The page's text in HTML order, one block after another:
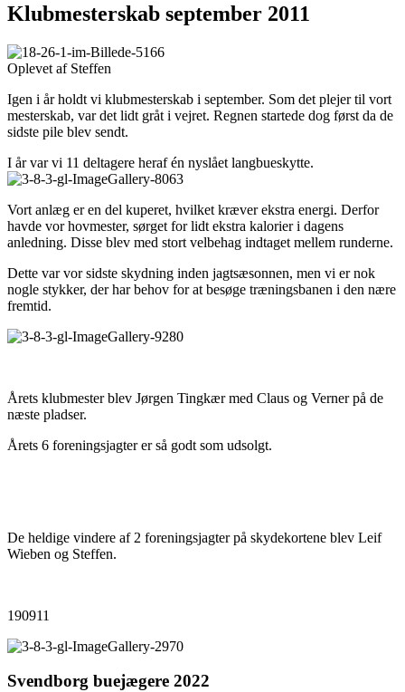
Klubmesterskab september 2011
Oplevet af Steffen
Igen i år holdt vi klubmesterskab i september. Som det plejer til vort
mesterskab, var det lidt gråt i vejret. Regnen startede dog først da de
sidste pile blev sendt.
I år var vi 11 deltagere heraf én nyslået langbueskytte.
Vort anlæg er en del kuperet, hvilket kræver ekstra energi. Derfor
havde vor hovmester, sørget for lidt ekstra kalorier i dagens
anledning. Disse blev med stort velbehag indtaget mellem runderne.
Dette var vor sidste skydning inden jagtsæsonnen, men vi er nok
nogle stykker, der har behov for at besøge træningsbanen i den nære
fremtid.
Årets klubmester blev Jørgen Tingkær med Claus og Verner på de
næste pladser.
Årets 6 foreningsjagter er så godt som udsolgt.
De heldige vindere af 2 foreningsjagter på skydekortene blev Leif
Wieben og Steffen.
190911
Svendborg buejægere 2022